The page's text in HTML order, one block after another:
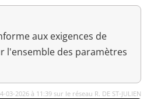
aux exigences de
l'ensemble des paramètres
2026 à 11:39 sur le réseau R. DE ST-JULIEN